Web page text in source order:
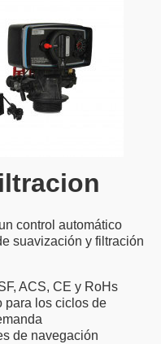
control automático
suavización y filtración
ACS, CE y RoHs
para los ciclos de
de navegación